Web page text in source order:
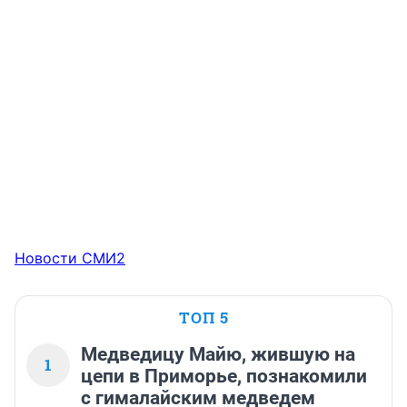
Новости СМИ2
ТОП 5
1
Медведицу Майю, жившую на
цепи в Приморье, познакомили
с гималайским медведем